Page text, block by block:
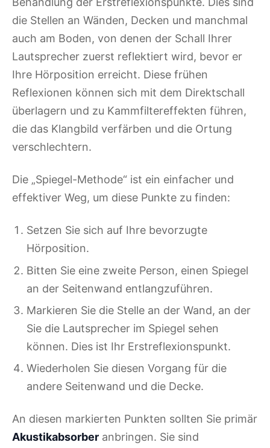
die Stellen an Wänden, Decken und manchmal
auch am Boden, von denen der Schall Ihrer
Lautsprecher zuerst reflektiert wird, bevor er
Ihre Hörposition erreicht. Diese frühen
Reflexionen können sich mit dem Direktschall
überlagern und zu Kammfiltereffekten führen,
die das Klangbild verfärben und die Ortung
verschlechtern.
Die „Spiegel-Methode“ ist ein einfacher und
effektiver Weg, um diese Punkte zu finden:
Setzen Sie sich auf Ihre bevorzugte
Hörposition.
Bitten Sie eine zweite Person, einen Spiegel
an der Seitenwand entlangzuführen.
Markieren Sie die Stelle an der Wand, an der
Sie die Lautsprecher im Spiegel sehen
können. Dies ist Ihr Erstreflexionspunkt.
Wiederholen Sie diesen Vorgang für die
andere Seitenwand und die Decke.
An diesen markierten Punkten sollten Sie primär
Akustikabsorber anbringen. Sie sind